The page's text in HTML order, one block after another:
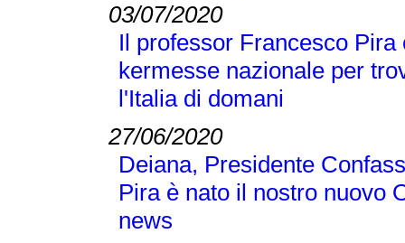
03/07/2020
Il professor Francesco
kermesse nazionale per
l'Italia di domani
27/06/2020
Deiana, Presidente
Pira è nato il nostro nuovo
news